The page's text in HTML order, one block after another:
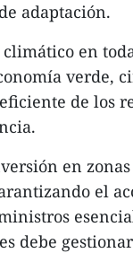
adaptación.
en
verde,
de los
en
el
debe